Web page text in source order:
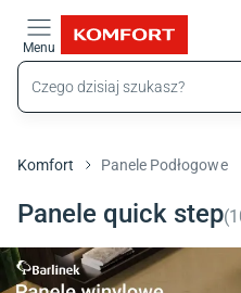
Menu
Komfort Panele Podłogowe
Panele quick step(